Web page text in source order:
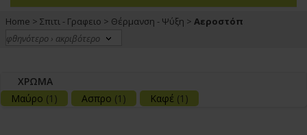
Home > Σπιτι - Γραφειο > Θέρμανση - Ψύξη > Αεροστόπ
ΧΡΩΜΑ
Μαύρο (1) Ασπρο (1) Καφέ (1)